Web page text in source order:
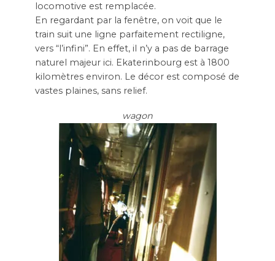
locomotive est remplacée.
En regardant par la fenêtre, on voit que le
train suit une ligne parfaitement rectiligne,
vers “l’infini”. En effet, il n’y a pas de barrage
naturel majeur ici. Ekaterinbourg est à 1800
kilomètres environ. Le décor est composé de
vastes plaines, sans relief.
wagon